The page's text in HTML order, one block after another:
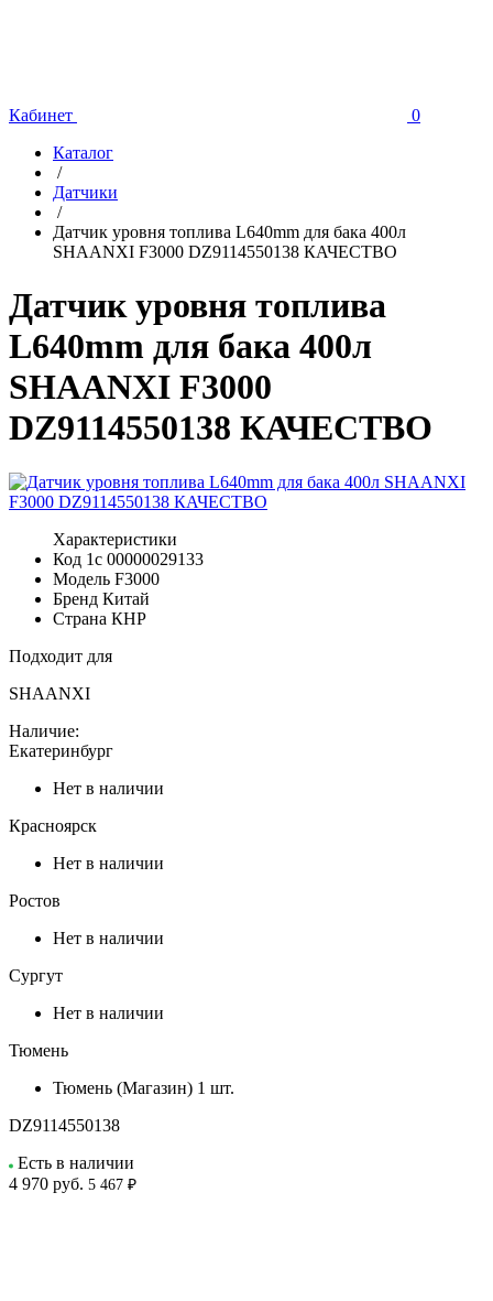
Кабинет
0
Каталог
/
Датчики
/
Датчик уровня топлива L640mm для бака 400л
SHAANXI F3000 DZ9114550138 КАЧЕСТВО
Датчик уровня топлива
L640mm для бака 400л
SHAANXI F3000
DZ9114550138 КАЧЕСТВО
Характеристики
Код 1с 00000029133
Модель F3000
Бренд Китай
Страна КНР
Подходит для
SHAANXI
Наличие:
Екатеринбург
Нет в наличии
Красноярск
Нет в наличии
Ростов
Нет в наличии
Сургут
Нет в наличии
Тюмень
Тюмень (Магазин) 1 шт.
DZ9114550138
Есть в наличии
4 970 руб. 5 467 ₽